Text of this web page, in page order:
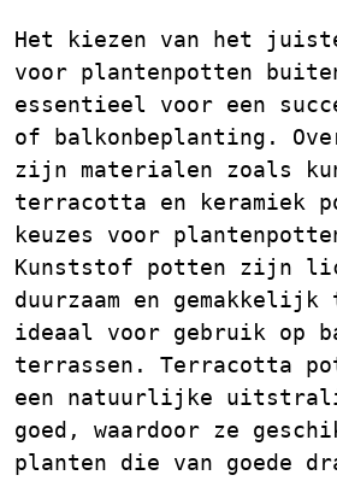
Het kiezen van het
voor plantenpotten
essentieel voor een
of balkonbeplanting.
zijn materialen zoals
terracotta en keramiek
keuzes voor
Kunststof potten zijn
duurzaam en
ideaal voor gebruik op
terrassen. Terracotta
een natuurlijke
goed, waardoor ze
planten die van goede